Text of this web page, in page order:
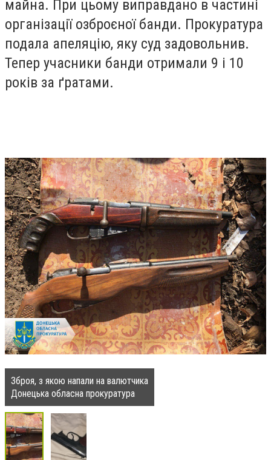
майна. При цьому виправдано в частині
організації озброєної банди. Прокуратура
подала апеляцію, яку суд задовольнив.
Тепер учасники банди отримали 9 і 10
років за ґратами.
Зброя, з якою напали на валютчика
Донецька обласна прокуратура